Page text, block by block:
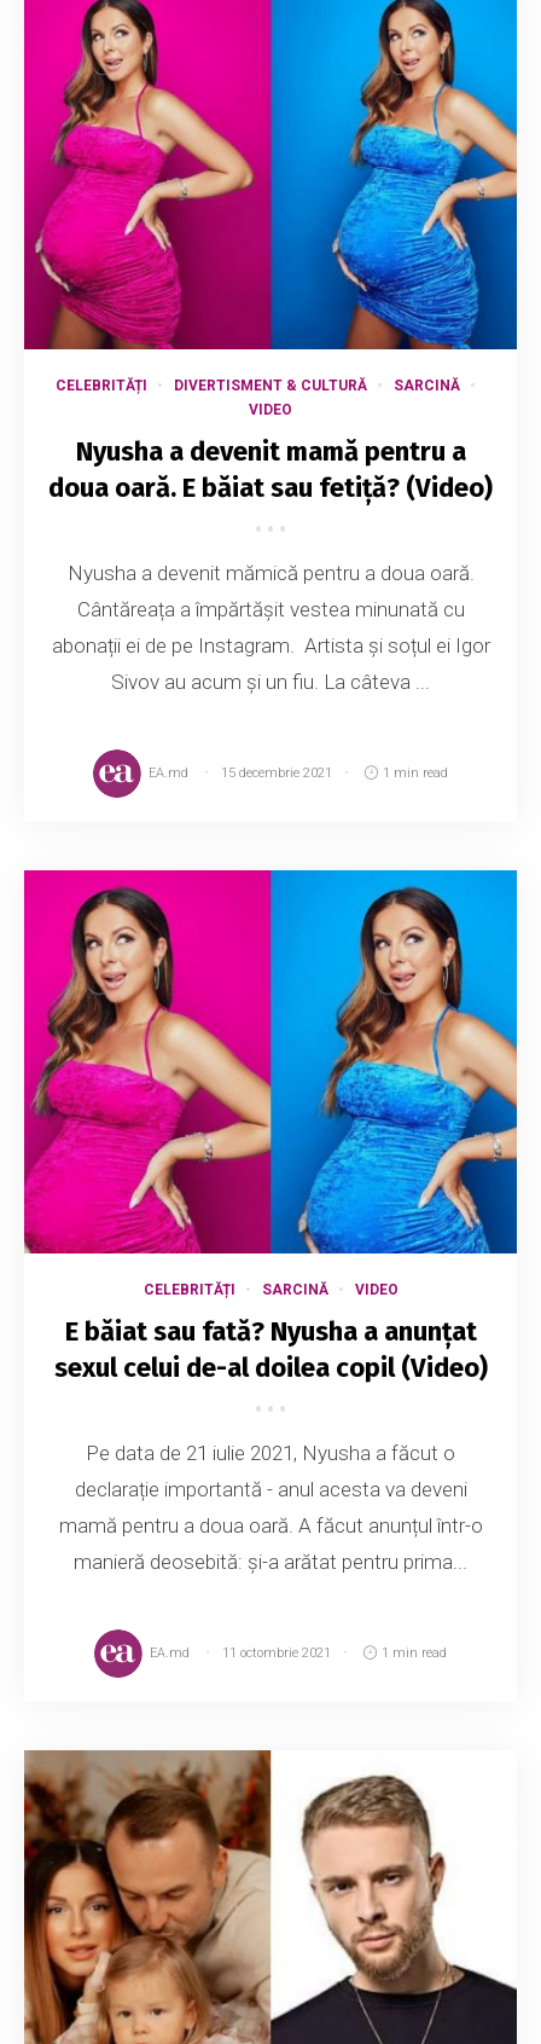
CELEBRITĂȚI DIVERTISMENT & CULTURĂ
SARCINĂ
VIDEO
Nyusha a devenit mamă pentru a
doua oară. E băiat sau fetiță? (Video)
Nyusha a devenit mămică pentru a doua oară.
Cântăreața a împărtășit vestea minunată cu
abonații ei de pe Instagram. Artista și soțul ei Igor
Sivov au acum și un fiu. La câteva ...
EA.md 15 decembrie 2021 1 min read
CELEBRITĂȚI SARCINĂ VIDEO
E băiat sau fată? Nyusha a anunțat
sexul celui de-al doilea copil (Video)
Pe data de 21 iulie 2021, Nyusha a făcut o
declarație importantă - anul acesta va deveni
mamă pentru a doua oară. A făcut anunțul într-o
manieră deosebită: și-a arătat pentru prima...
EA.md 11 octombrie 2021 1 min read